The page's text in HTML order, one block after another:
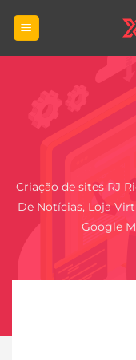
Criação de sites RJ
De Notícias, Loja
Google